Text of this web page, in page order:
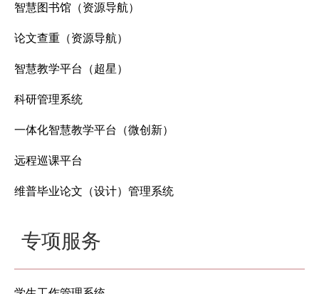
智慧图书馆（资源导航）
论文查重（资源导航）
智慧教学平台（超星）
科研管理系统
一体化智慧教学平台（微创新）
远程巡课平台
维普毕业论文（设计）管理系统
专项服务